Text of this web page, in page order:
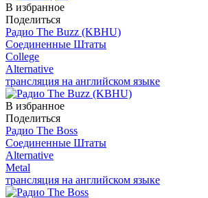
В избранное
Поделиться
Радио The Buzz (KBHU)
Соединенные Штаты
College
Alternative
трансляция на английском языке
В избранное
Поделиться
Радио The Boss
Соединенные Штаты
Alternative
Metal
трансляция на английском языке